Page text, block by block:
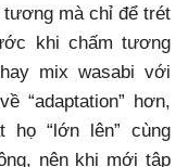
mà chỉ để trét
khi chấm tương
mix wasabi với
“adaptation” hơn,
họ “lớn lên” cùng
nên khi mới tập